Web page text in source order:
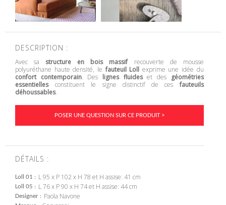
DESCRIPTION :
Avec sa structure en bois massifrecouverte de mousse
polyuréthane haute densité, lefauteuil Loll exprime une idée du
confort contemporain. Des lignes fluideset des géométries
essentiellesconstituent le signe distinctif de cesfauteuils
déhoussables.
POSER UNE QUESTION SUR CE PRODUIT >
DÉTAILS :
Loll 01 L 95 x P 102 x H 78 et H assise: 41 cm
Loll 05 L 76 x P 90 x H 74 et H assise: 44 cm
Designer Paola Navone